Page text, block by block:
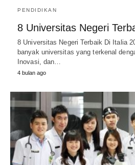
PENDIDIKAN
8 Universitas Negeri
8 Universitas Negeri Terbaik Di Italia
banyak universitas yang terkenal
Inovasi, dan…
4 bulan ago